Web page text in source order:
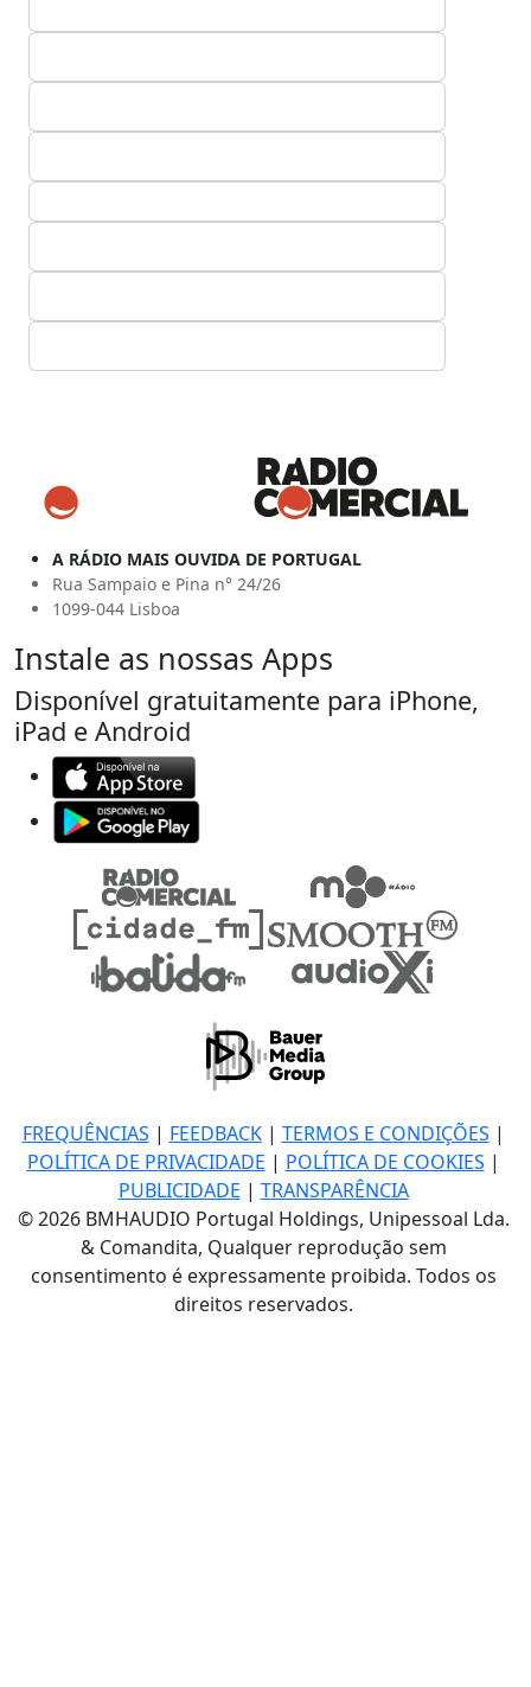
A RÁDIO MAIS OUVIDA DE PORTUGAL
Rua Sampaio e Pina n° 24/26
1099-044 Lisboa
Instale as nossas Apps
Disponível gratuitamente para iPhone,
iPad e Android
FREQUÊNCIAS | FEEDBACK| TERMOS E CONDIÇÕES |
POLÍTICA DE PRIVACIDADE | POLÍTICA DE COOKIES |
PUBLICIDADE | TRANSPARÊNCIA
© 2026 BMHAUDIO Portugal Holdings, Unipessoal Lda.
& Comandita, Qualquer reprodução sem
consentimento é expressamente proibida. Todos os
direitos reservados.